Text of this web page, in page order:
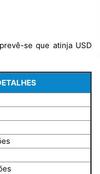
se que atinja USD